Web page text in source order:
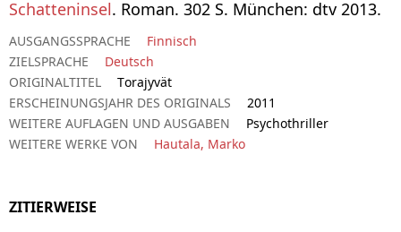
Schatteninsel. Roman. 302 S. München: dtv 2013.
AUSGANGSSPRACHE
Finnisch
ZIELSPRACHE
Deutsch
ORIGINALTITEL
Torajyvät
ERSCHEINUNGSJAHR DES ORIGINALS
2011
WEITERE AUFLAGEN UND AUSGABEN
Psychothriller
WEITERE WERKE VON
Hautala, Marko
ZITIERWEISE